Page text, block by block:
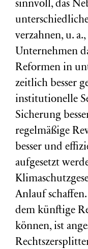
sinnvoll, das
verzahnen, u.
Unternehmen
Reformen in
zeitlich besser
institutionelle
Sicherung
regelmäßige
besser und
aufgesetzt
Anlauf
dem künftige
können, ist